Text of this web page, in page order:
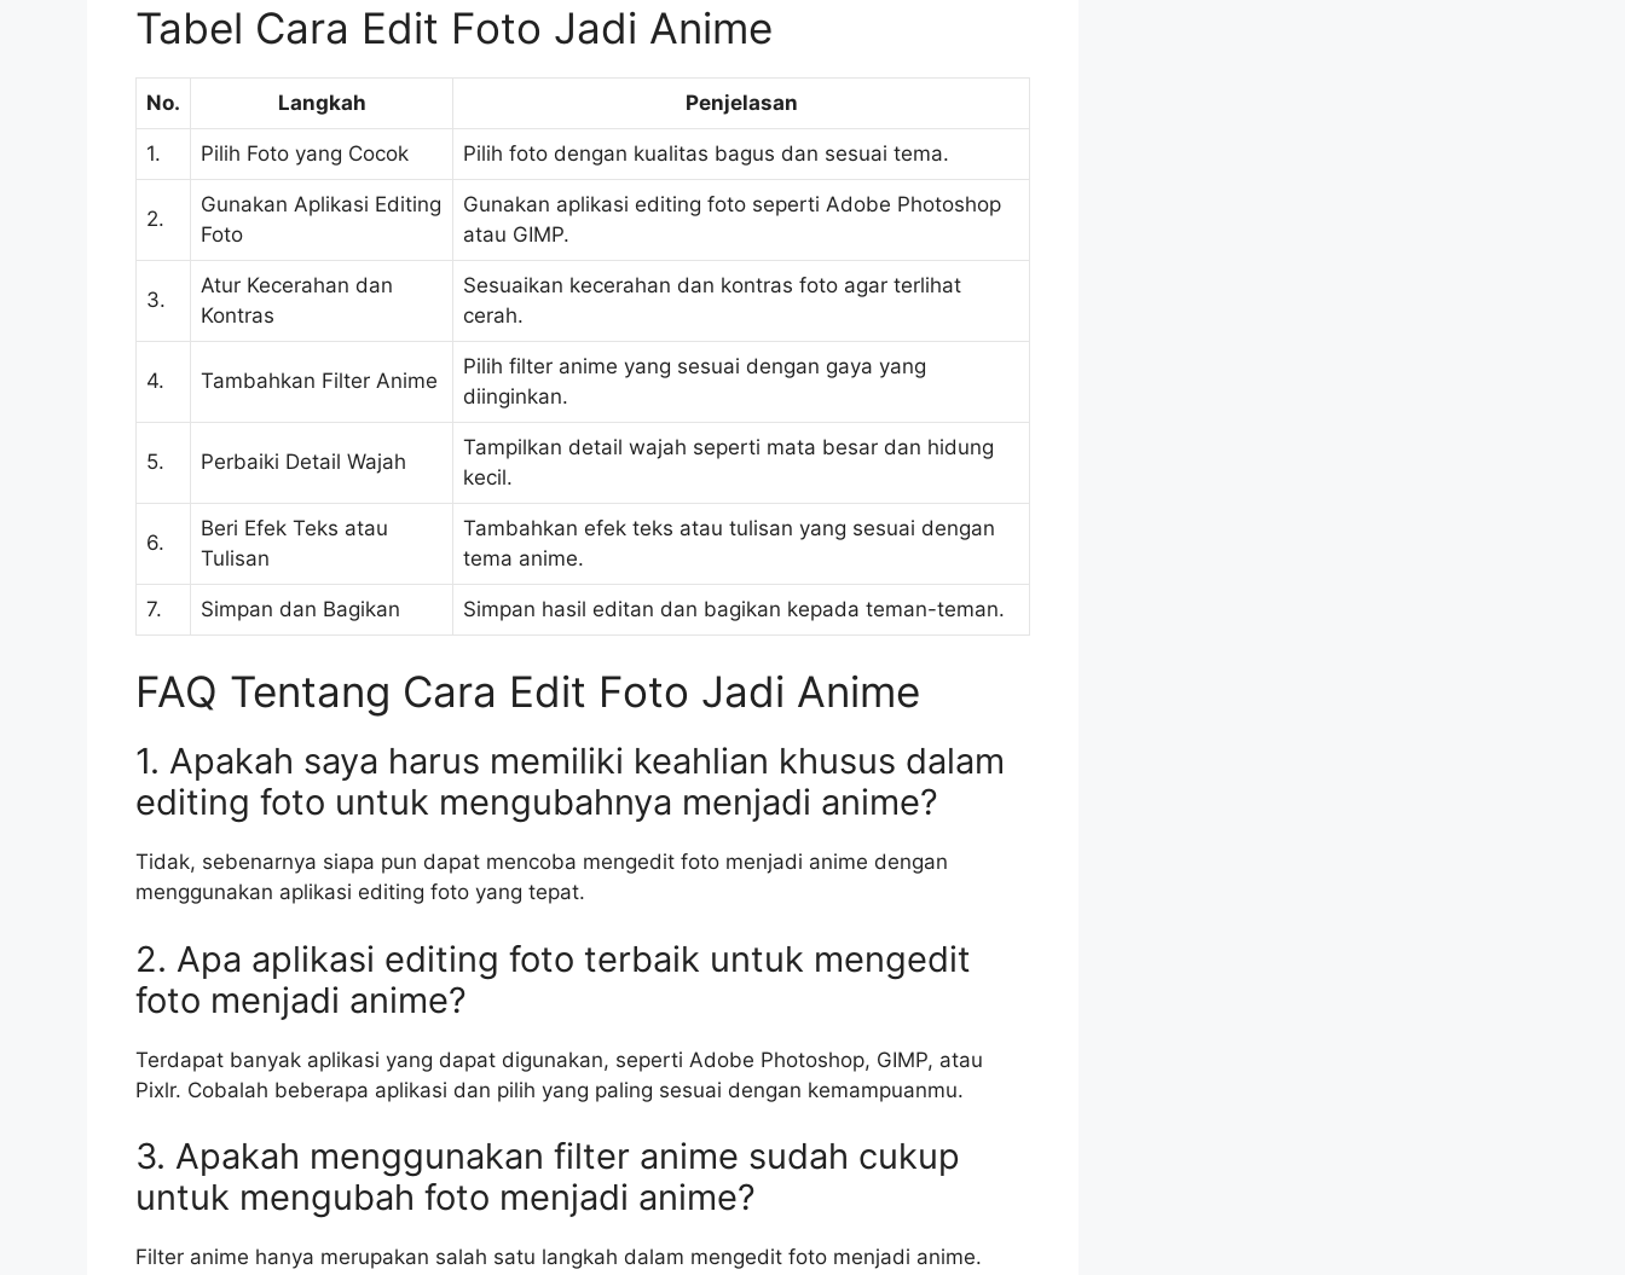
Tabel Cara Edit Foto Jadi Anime
No. Langkah Penjelasan
1. Pilih Foto yang Cocok Pilih foto dengan kualitas bagus dan sesuai tema.
2.
Gunakan Aplikasi Editing
Foto
Gunakan aplikasi editing foto seperti Adobe Photoshop
atau GIMP.
3.
Atur Kecerahan dan
Kontras
Sesuaikan kecerahan dan kontras foto agar terlihat
cerah.
4. Tambahkan Filter Anime
Pilih filter anime yang sesuai dengan gaya yang
diinginkan.
5. Perbaiki Detail Wajah
Tampilkan detail wajah seperti mata besar dan hidung
kecil.
6.
Beri Efek Teks atau
Tulisan
Tambahkan efek teks atau tulisan yang sesuai dengan
tema anime.
7. Simpan dan Bagikan Simpan hasil editan dan bagikan kepada teman-teman.
FAQ Tentang Cara Edit Foto Jadi Anime
1. Apakah saya harus memiliki keahlian khusus dalam
editing foto untuk mengubahnya menjadi anime?
Tidak, sebenarnya siapa pun dapat mencoba mengedit foto menjadi anime dengan
menggunakan aplikasi editing foto yang tepat.
2. Apa aplikasi editing foto terbaik untuk mengedit
foto menjadi anime?
Terdapat banyak aplikasi yang dapat digunakan, seperti Adobe Photoshop, GIMP, atau
Pixlr. Cobalah beberapa aplikasi dan pilih yang paling sesuai dengan kemampuanmu.
3. Apakah menggunakan filter anime sudah cukup
untuk mengubah foto menjadi anime?
Filter anime hanya merupakan salah satu langkah dalam mengedit foto menjadi anime.